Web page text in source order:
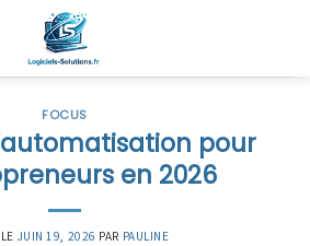
FOCUS
pour
en 2026
JUIN 19, 2026 PAR PAULINE